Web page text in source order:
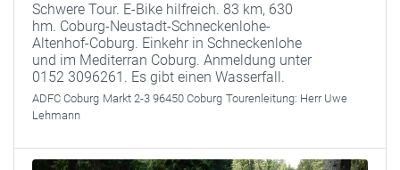
Schwere Tour. E-Bike hilfreich. 83 km, 630
hm. Coburg-Neustadt-Schneckenlohe-
Altenhof-Coburg. Einkehr in Schneckenlohe
und im Mediterran Coburg. Anmeldung unter
0152 3096261. Es gibt einen Wasserfall.
ADFC Coburg Markt 2-3 96450 Coburg Tourenleitung: Herr Uwe
Lehmann